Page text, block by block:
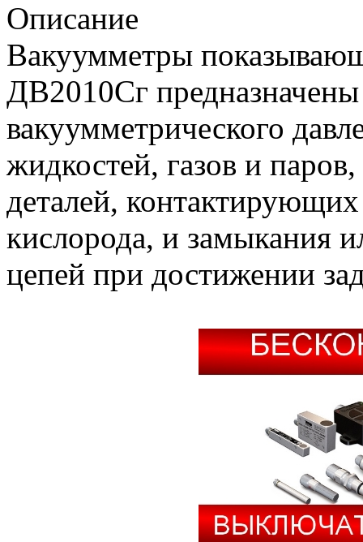
Описание
Вакуумметры
ДВ2010Сг
вакуумметрического
жидкостей, газов и
деталей,
кислорода, и замыкания
цепей при достижении